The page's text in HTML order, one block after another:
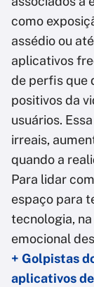
como
assédio ou
aplicativos
de perfis que
positivos da
usuários.
irreais,
quando a
Para lidar
espaço para
tecnologia,
emocional
+ Golpistas
aplicativos